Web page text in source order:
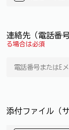
連絡先（電話番
る場合は必須
添付ファイル（